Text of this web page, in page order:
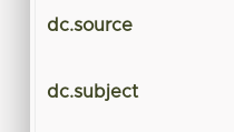
dc.source
dc.subject